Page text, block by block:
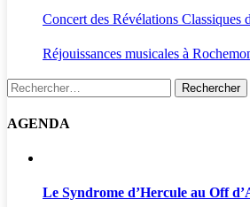
Concert des Révélations Classiques
Réjouissances musicales à
Rechercher :
AGENDA
Le Syndrome d’Hercule au Off